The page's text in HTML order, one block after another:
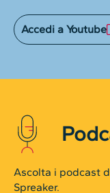
Accedi a Youtube
Ascolta i podcast
Spreaker.